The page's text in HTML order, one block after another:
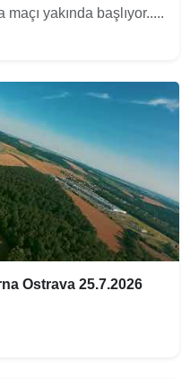
yakında başlıyor.....
Ostrava 25.7.2026